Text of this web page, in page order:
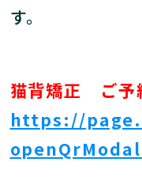
す。
猫背矯正 ご予
https://